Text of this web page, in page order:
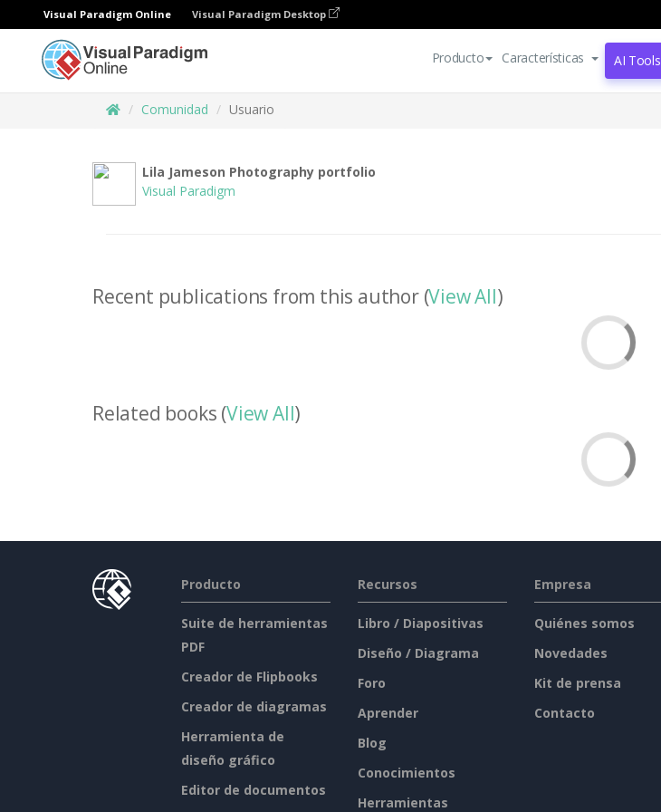
Visual Paradigm Online Visual Paradigm Desktop
Producto Características AI Tools
Comunidad Usuario
Lila Jameson Photography portfolio
Visual Paradigm
Recent publications from this author (View All)
Related books (View All)
Producto
Suite de herramientas
PDF
Creador de Flipbooks
Creador de diagramas
Herramienta de
diseño gráfico
Editor de documentos
Recursos
Libro / Diapositivas
Diseño / Diagrama
Foro
Aprender
Blog
Conocimientos
Herramientas
Empresa
Quiénes somos
Novedades
Kit de prensa
Contacto